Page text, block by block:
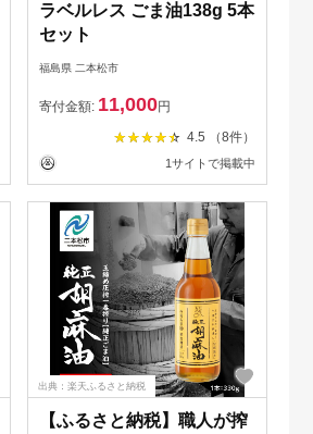
ラベルレス ごま油138g 5本
セット
福島県 二本松市
寄付金額: 11,000円
4.5 （8件）
1サイトで掲載中
出典：楽天ふるさと納税
【ふるさと納税】職人が搾